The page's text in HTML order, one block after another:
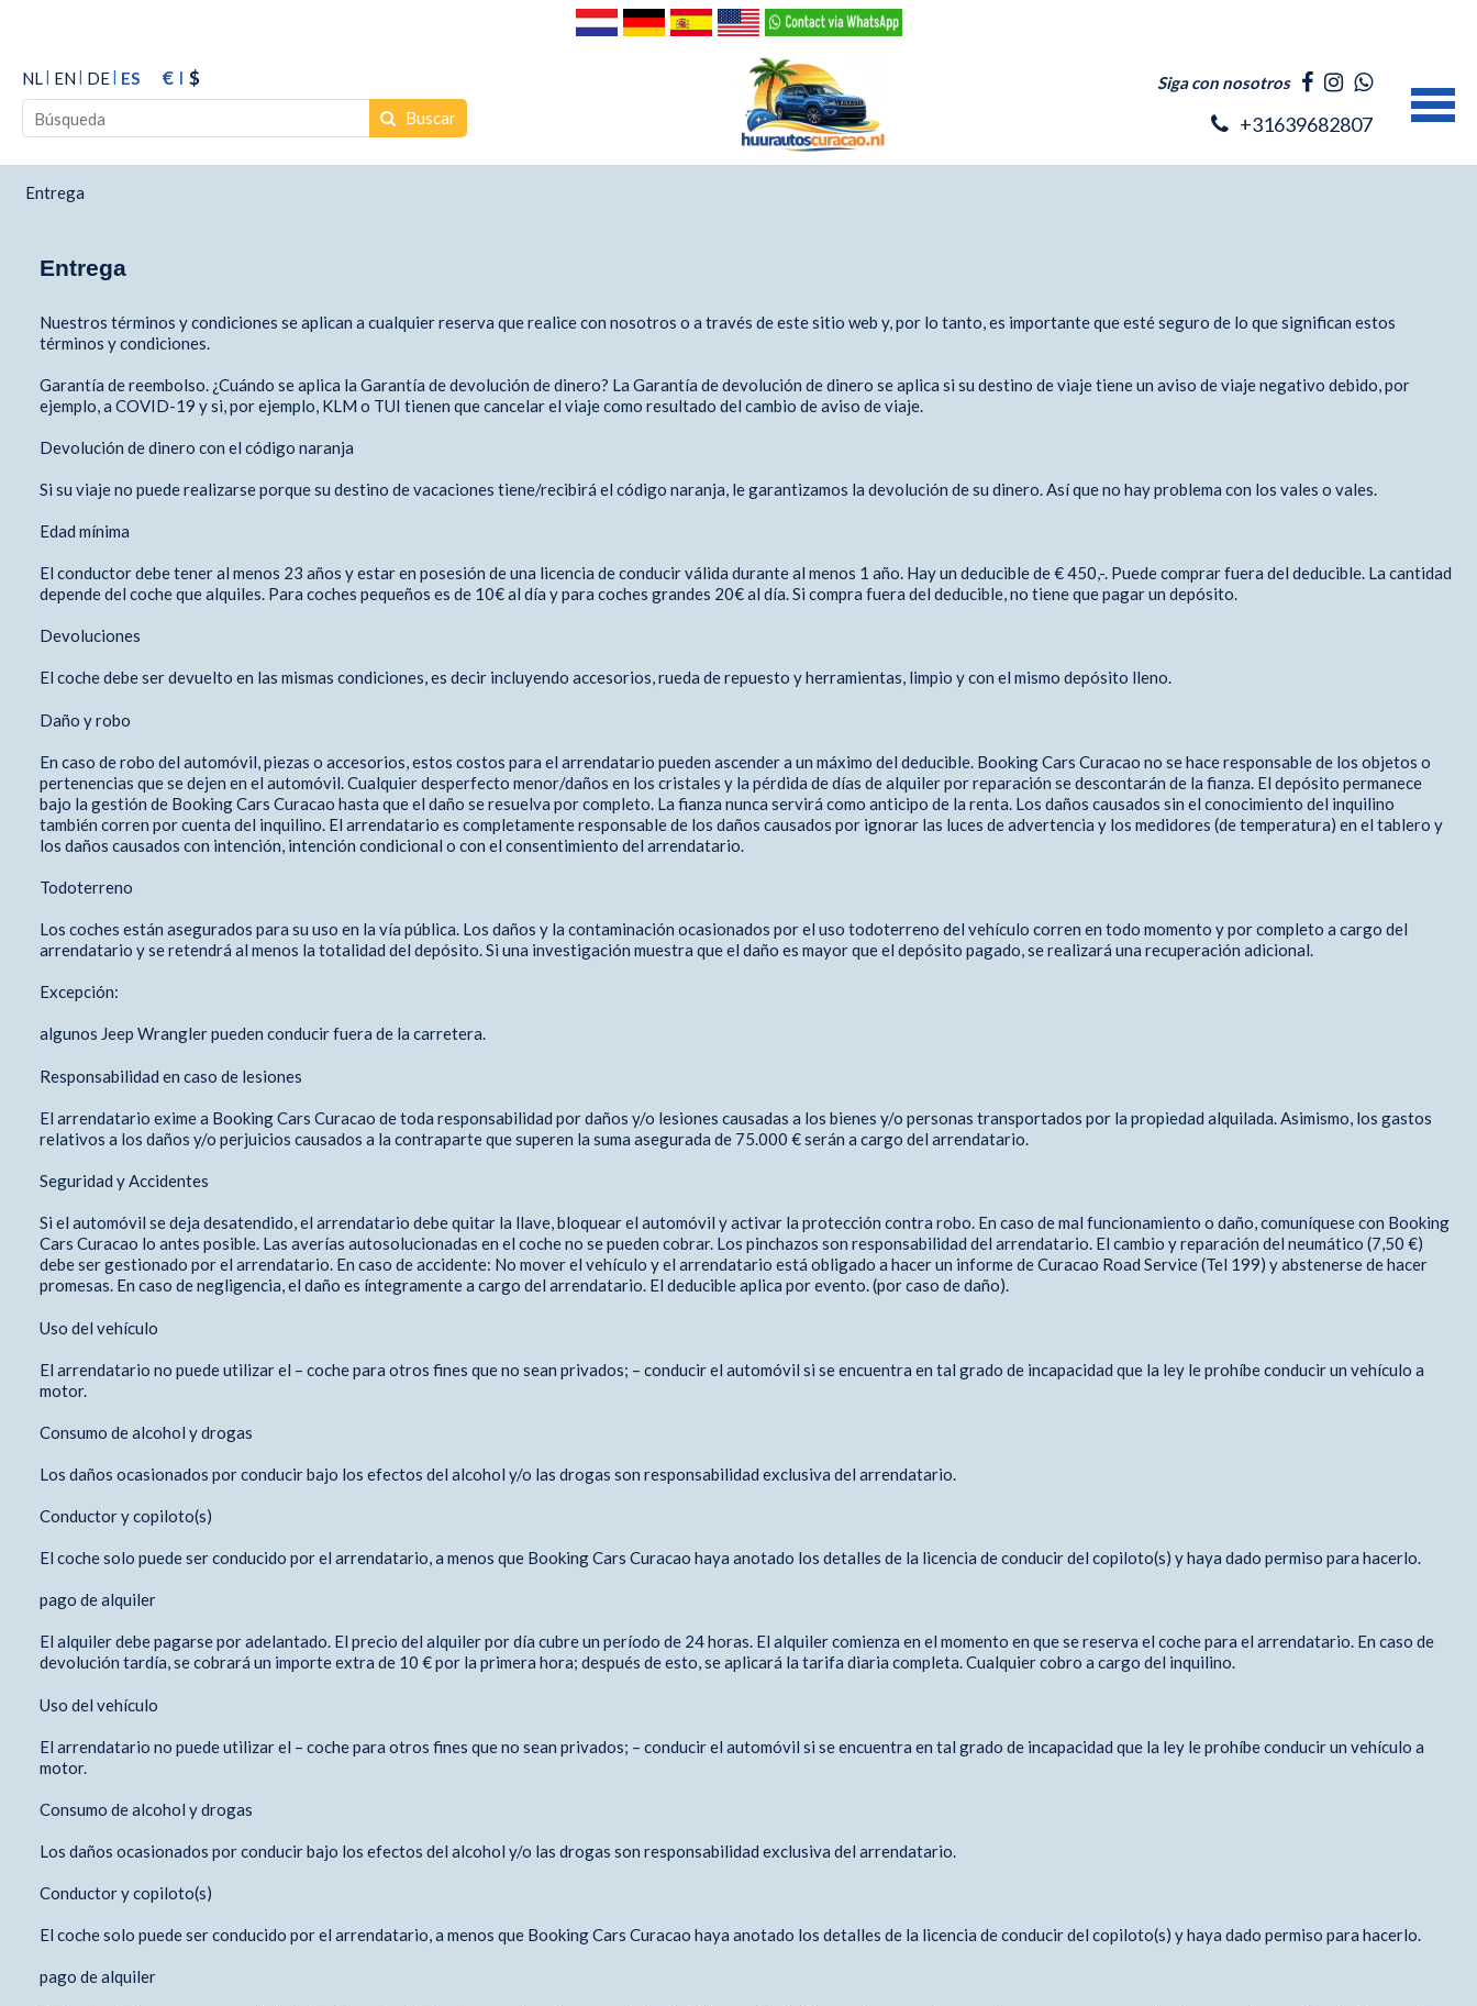
NL EN DE ES € $
Buscar
Siga con nosotros
+31639682807
Entrega
Entrega
Nuestros términos y condiciones se aplican a cualquier reserva que realice con nosotros o a través de este sitio web y, por lo tanto, es importante que esté seguro de lo que significan estos
términos y condiciones.
Garantía de reembolso. ¿Cuándo se aplica la Garantía de devolución de dinero? La Garantía de devolución de dinero se aplica si su destino de viaje tiene un aviso de viaje negativo debido, por
ejemplo, a COVID-19 y si, por ejemplo, KLM o TUI tienen que cancelar el viaje como resultado del cambio de aviso de viaje.
Devolución de dinero con el código naranja
Si su viaje no puede realizarse porque su destino de vacaciones tiene/recibirá el código naranja, le garantizamos la devolución de su dinero. Así que no hay problema con los vales o vales.
Edad mínima
El conductor debe tener al menos 23 años y estar en posesión de una licencia de conducir válida durante al menos 1 año. Hay un deducible de € 450,-. Puede comprar fuera del deducible. La cantidad
depende del coche que alquiles. Para coches pequeños es de 10€ al día y para coches grandes 20€ al día. Si compra fuera del deducible, no tiene que pagar un depósito.
Devoluciones
El coche debe ser devuelto en las mismas condiciones, es decir incluyendo accesorios, rueda de repuesto y herramientas, limpio y con el mismo depósito lleno.
Daño y robo
En caso de robo del automóvil, piezas o accesorios, estos costos para el arrendatario pueden ascender a un máximo del deducible. Booking Cars Curacao no se hace responsable de los objetos o
pertenencias que se dejen en el automóvil. Cualquier desperfecto menor/daños en los cristales y la pérdida de días de alquiler por reparación se descontarán de la fianza. El depósito permanece
bajo la gestión de Booking Cars Curacao hasta que el daño se resuelva por completo. La fianza nunca servirá como anticipo de la renta. Los daños causados ​​sin el conocimiento del inquilino
también corren por cuenta del inquilino. El arrendatario es completamente responsable de los daños causados ​​por ignorar las luces de advertencia y los medidores (de temperatura) en el tablero y
los daños causados ​​con intención, intención condicional o con el consentimiento del arrendatario.
Todoterreno
Los coches están asegurados para su uso en la vía pública. Los daños y la contaminación ocasionados por el uso todoterreno del vehículo corren en todo momento y por completo a cargo del
arrendatario y se retendrá al menos la totalidad del depósito. Si una investigación muestra que el daño es mayor que el depósito pagado, se realizará una recuperación adicional.
Excepción:
algunos Jeep Wrangler pueden conducir fuera de la carretera.
Responsabilidad en caso de lesiones
El arrendatario exime a Booking Cars Curacao de toda responsabilidad por daños y/o lesiones causadas a los bienes y/o personas transportados por la propiedad alquilada. Asimismo, los gastos
relativos a los daños y/o perjuicios causados ​​a la contraparte que superen la suma asegurada de 75.000 € serán a cargo del arrendatario.
Seguridad y Accidentes
Si el automóvil se deja desatendido, el arrendatario debe quitar la llave, bloquear el automóvil y activar la protección contra robo. En caso de mal funcionamiento o daño, comuníquese con Booking
Cars Curacao lo antes posible. Las averías autosolucionadas en el coche no se pueden cobrar. Los pinchazos son responsabilidad del arrendatario. El cambio y reparación del neumático (7,50 €)
debe ser gestionado por el arrendatario. En caso de accidente: No mover el vehículo y el arrendatario está obligado a hacer un informe de Curacao Road Service (Tel 199) y abstenerse de hacer
promesas. En caso de negligencia, el daño es íntegramente a cargo del arrendatario. El deducible aplica por evento. (por caso de daño).
Uso del vehículo
El arrendatario no puede utilizar el – coche para otros fines que no sean privados; – conducir el automóvil si se encuentra en tal grado de incapacidad que la ley le prohíbe conducir un vehículo a
motor.
Consumo de alcohol y drogas
Los daños ocasionados por conducir bajo los efectos del alcohol y/o las drogas son responsabilidad exclusiva del arrendatario.
Conductor y copiloto(s)
El coche solo puede ser conducido por el arrendatario, a menos que Booking Cars Curacao haya anotado los detalles de la licencia de conducir del copiloto(s) y haya dado permiso para hacerlo.
pago de alquiler
El alquiler debe pagarse por adelantado. El precio del alquiler por día cubre un período de 24 horas. El alquiler comienza en el momento en que se reserva el coche para el arrendatario. En caso de
devolución tardía, se cobrará un importe extra de 10 € por la primera hora; después de esto, se aplicará la tarifa diaria completa. Cualquier cobro a cargo del inquilino.
Uso del vehículo
El arrendatario no puede utilizar el – coche para otros fines que no sean privados; – conducir el automóvil si se encuentra en tal grado de incapacidad que la ley le prohíbe conducir un vehículo a
motor.
Consumo de alcohol y drogas
Los daños ocasionados por conducir bajo los efectos del alcohol y/o las drogas son responsabilidad exclusiva del arrendatario.
Conductor y copiloto(s)
El coche solo puede ser conducido por el arrendatario, a menos que Booking Cars Curacao haya anotado los detalles de la licencia de conducir del copiloto(s) y haya dado permiso para hacerlo.
pago de alquiler